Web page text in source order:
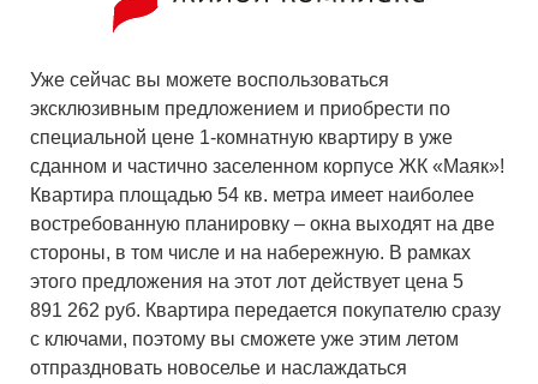
Уже сейчас вы можете воспользоваться
эксклюзивным предложением и приобрести по
специальной цене 1-комнатную квартиру в уже
сданном и частично заселенном корпусе ЖК «Маяк»!
Квартира площадью 54 кв. метра имеет наиболее
востребованную планировку – окна выходят на две
стороны, в том числе и на набережную. В рамках
этого предложения на этот лот действует цена 5
891 262 руб. Квартира передается покупателю сразу
с ключами, поэтому вы сможете уже этим летом
отпраздновать новоселье и наслаждаться